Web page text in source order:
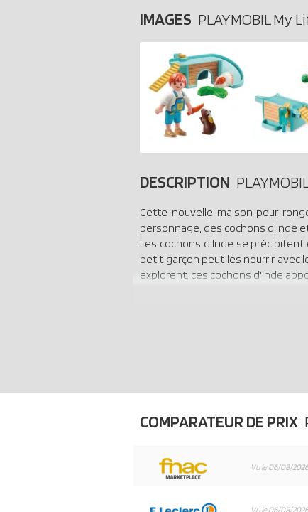
IMAGES PLAYMOBIL My
DESCRIPTION
Cette nouvelle maison pour
personnage, des cochons d'Inde
Les cochons d'Inde se
petit garçon peut les nourrir avec
explorent, ces cochons d'Inde
COMPARATEUR DE PRIX
Vu le06/08/
Vu le06/08/